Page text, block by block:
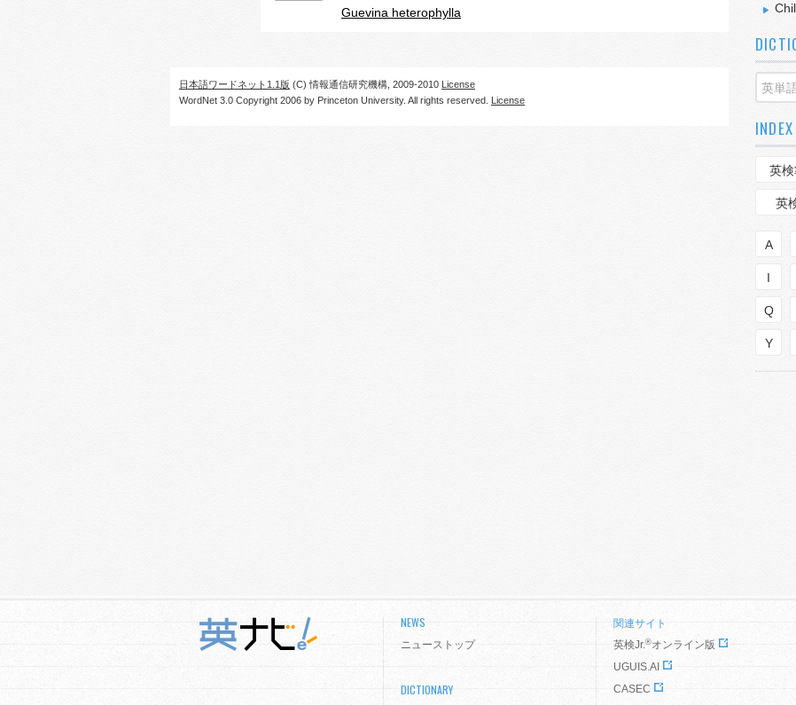
Guevina heterophylla
日本語ワードネット1.1版 (C) 情報通信研究機構, 2009-2010 License
WordNet 3.0 Copyright 2006 by Princeton University. All rights reserved. License
INDEX
英
英
A
I
Q
Y
NEWS
ニューストップ
DICTIONARY
関連サイト
英検Jr.®オンライン版
UGUIS.AI
CASEC